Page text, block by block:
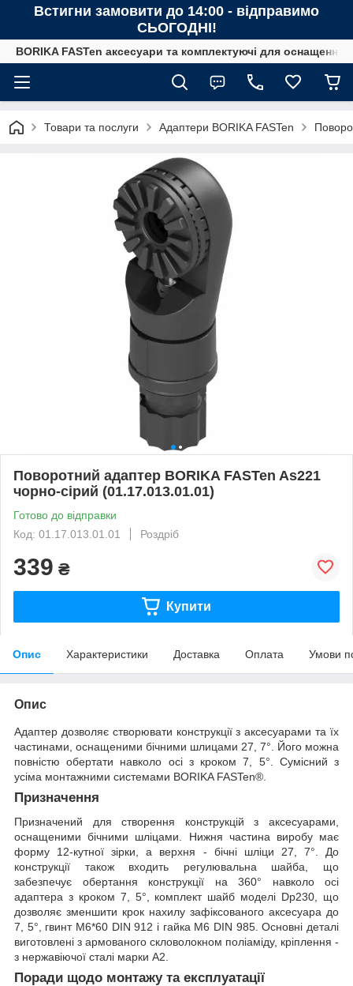
Встигни замовити до 14:00 - відправимо
СЬОГОДНІ!
BORIKA FASTen аксесуари та комплектуючі для оснащення
Товари та послуги Адаптери BORIKA FASTen
Поворотний адаптер BORIKA FASTen As221
чорно-сірий (01.17.013.01.01)
Готово до відправки
Код: 01.17.013.01.01
Роздріб
339 ₴
Купити
Опис Характеристики Доставка Оплата Умови
Опис
Адаптер дозволяє створювати конструкції з аксесуарами та їх
частинами, оснащеними бічними шлицами 27, 7°. Його можна
повністю обертати навколо осі з кроком 7, 5°. Сумісний з
усіма монтажними системами BORIKA FASTen®.
Призначення
Призначений для створення конструкцій з аксесуарами,
оснащеними бічними шліцами. Нижня частина виробу має
форму 12-кутної зірки, а верхня - бічні шліци 27, 7°. До
конструкції також входить регулювальна шайба, що
забезпечує обертання конструкції на 360° навколо осі
адаптера з кроком 7, 5°, комплект шайб моделі Dp230, що
дозволяє зменшити крок нахилу зафіксованого аксесуара до
7, 5°, гвинт M6*60 DIN 912 і гайка M6 DIN 985. Основні деталі
виготовлені з армованого скловолокном поліаміду, кріплення -
з нержавіючої сталі марки А2.
Поради щодо монтажу та експлуатації